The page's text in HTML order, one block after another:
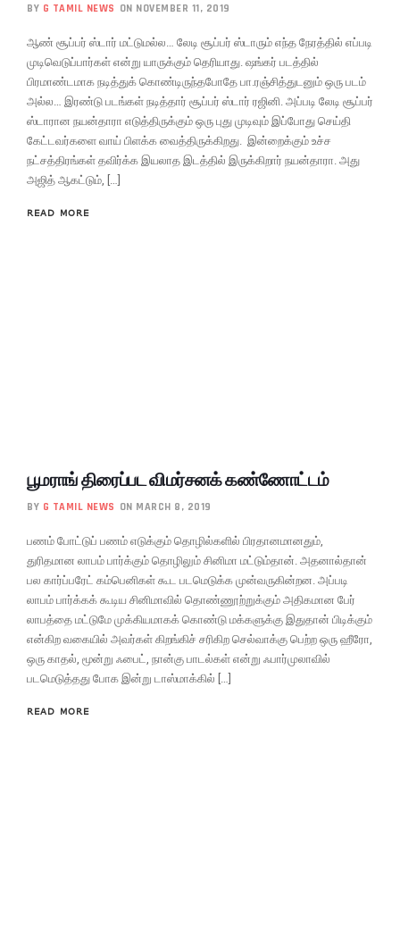
BY G TAMIL NEWS ON NOVEMBER 11, 2019
ஆண் சூப்பர் ஸ்டார் மட்டுமல்ல… லேடி சூப்பர் ஸ்டாரும் எந்த நேரத்தில் எப்படி
முடிவெடுப்பார்கள் என்று யாருக்கும் தெரியாது. ஷங்கர் படத்தில்
பிரமாண்டமாக நடித்துக் கொண்டிருந்தபோதே பா.ரஞ்சித்துடனும் ஒரு படம்
அல்ல… இரண்டு படங்கள் நடித்தார் சூப்பர் ஸ்டார் ரஜினி. அப்படி லேடி சூப்பர்
ஸ்டாரான நயன்தாரா எடுத்திருக்கும் ஒரு புது முடிவும் இப்போது செய்தி
கேட்டவர்களை வாய் பிளக்க வைத்திருக்கிறது. இன்றைக்கும் உச்ச
நட்சத்திரங்கள் தவிர்க்க இயலாத இடத்தில் இருக்கிறார் நயன்தாரா. அது
அஜித் ஆகட்டும், […]
READ MORE
பூமராங் திரைப்பட விமர்சனக் கண்ணோட்டம்
BY G TAMIL NEWS ON MARCH 8, 2019
பணம் போட்டுப் பணம் எடுக்கும் தொழில்களில் பிரதானமானதும்,
துரிதமான லாபம் பார்க்கும் தொழிலும் சினிமா மட்டும்தான். அதனால்தான்
பல கார்ப்பரேட் கம்பெனிகள் கூட படமெடுக்க முன்வருகின்றன. அப்படி
லாபம் பார்க்கக் கூடிய சினிமாவில் தொண்ணூற்றுக்கும் அதிகமான பேர்
லாபத்தை மட்டுமே முக்கியமாகக் கொண்டு மக்களுக்கு இதுதான் பிடிக்கும்
என்கிற வகையில் அவர்கள் கிறங்கிச் சரிகிற செல்வாக்கு பெற்ற ஒரு ஹீரோ,
ஒரு காதல், மூன்று ஃபைட், நான்கு பாடல்கள் என்று ஃபார்முலாவில்
படமெடுத்தது போக இன்று டாஸ்மாக்கில் […]
READ MORE